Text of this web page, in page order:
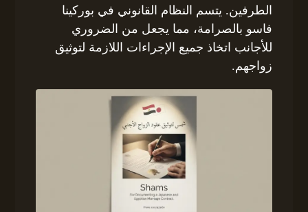
الطرفين. يتسم النظام القانوني في بوركينا
فاسو بالصرامة، مما يجعل من الضروري
للأجانب اتخاذ جميع الإجراءات اللازمة لتوثيق
زواجهم.